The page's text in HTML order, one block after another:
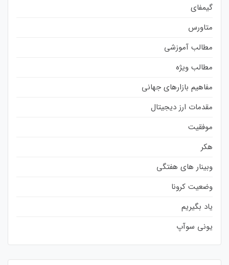
گیمفای
متاورس
مطالب آموزشی
مطالب ویژه
مفاهیم بازارهای جهانی
مقدمات ارز دیجیتال
موفقیت
هکر
وبینار های هفتگی
وضعیت کرونا
یاد بگیریم
یونی سوآپ